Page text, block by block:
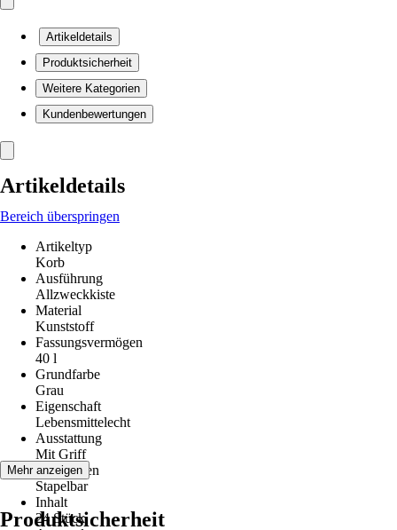
Artikeldetails
Produktsicherheit
Weitere Kategorien
Kundenbewertungen
Artikeldetails
Bereich überspringen
Artikeltyp
Korb
Ausführung
Allzweckkiste
Material
Kunststoff
Fassungsvermögen
40 l
Grundfarbe
Grau
Eigenschaft
Lebensmittelecht
Ausstattung
Mit Griff
Funktionen
Stapelbar
Inhalt
24 Stück
Mehr anzeigen
Produktsicherheit